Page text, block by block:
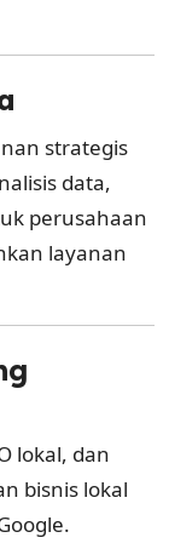
strategis
data,
perusahaan
layanan
lokal, dan
bisnis lokal